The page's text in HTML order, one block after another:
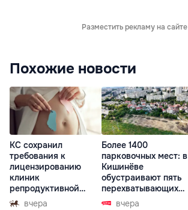
Разместить рекламу на сайте
Похожие новости
КС сохранил
требования к
лицензированию
клиник
репродуктивной
медицины
вчера
Более 1400
парковочных мест: в
Кишинёве
обустраивают пять
перехватывающих
парковок
вчера